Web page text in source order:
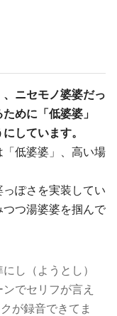
ニセモノ婆婆だっ
めに「低婆婆」
しています。
低婆婆」、高い場
ぽさを実装してい
つ湯婆婆を掴んで
し（ようとし）
でセリフが言え
が録音できてま